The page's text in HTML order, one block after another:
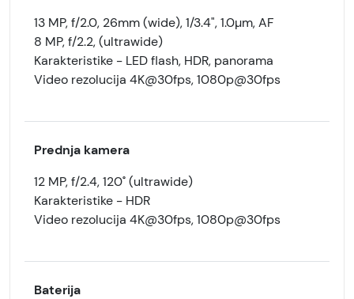
13 MP, f/2.0, 26mm (wide), 1/3.4", 1.0µm, AF
8 MP, f/2.2, (ultrawide)
Karakteristike - LED flash, HDR, panorama
Video rezolucija 4K@30fps, 1080p@30fps
Prednja kamera
12 MP, f/2.4, 120˚ (ultrawide)
Karakteristike - HDR
Video rezolucija 4K@30fps, 1080p@30fps
Baterija